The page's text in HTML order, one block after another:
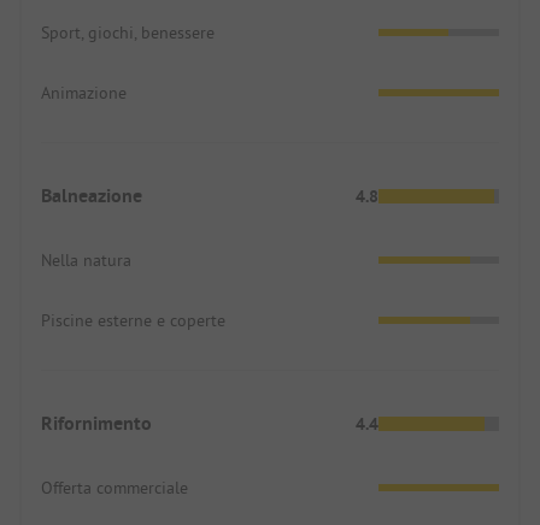
Sport, giochi, benessere
Animazione
Balneazione 4.8
Nella natura
Piscine esterne e coperte
Rifornimento 4.4
Offerta commerciale